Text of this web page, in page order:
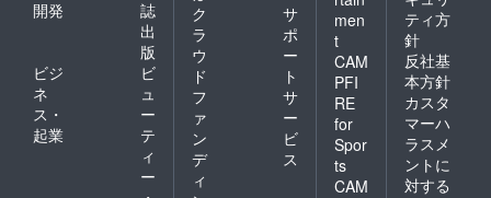
開発
誌
出
版
ビジ
ネ
ス・
起業
ビ
ュ
ー
テ
ィ
ー
ク
ラ
ウ
ド
フ
ァ
ン
デ
ィ
サ
ポ
ー
ト
サ
ー
ビ
ス
men
t
CAM
PFI
RE
for
Spor
ts
CAM
ティ方
針
反社基
本方針
カスタ
マーハ
ラスメ
ントに
対する